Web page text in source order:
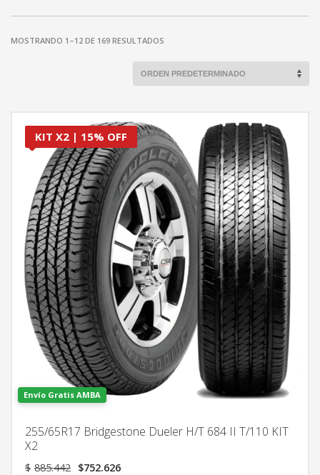
MOSTRANDO 1–12 DE 169 RESULTADOS
KIT X2 | 15% OFF
Envío Gratis AMBA
255/65R17 Bridgestone Dueler H/T 684 II T/110 KIT
X2
$ 885.442 El
$752.626El